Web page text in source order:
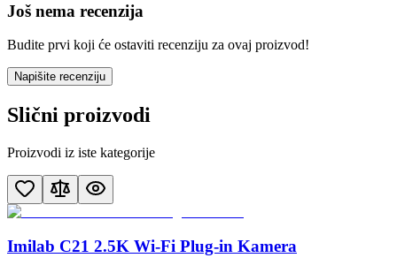
Još nema recenzija
Budite prvi koji će ostaviti recenziju za ovaj proizvod!
Napišite recenziju
Slični proizvodi
Proizvodi iz iste kategorije
Imilab C21 2.5K Wi-Fi Plug-in Kamera